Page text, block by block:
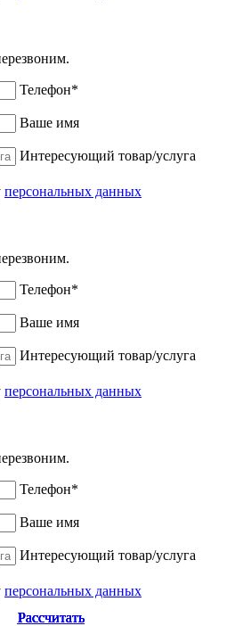
Телефон*
Ваше имя
Интересующий товар/услуга
персональных данных
Телефон*
Ваше имя
Интересующий товар/услуга
персональных данных
Телефон*
Ваше имя
Интересующий товар/услуга
персональных данных
Рассчитать
Рассчитать
Рассчитать
Рассчитать
Рассчитать
Рассчитать